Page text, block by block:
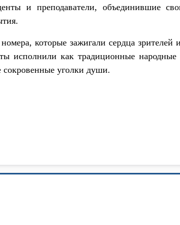
и преподаватели, объединившие
которые зажигали сердца зрителей
исполнили как традиционные
сокровенные уголки души.